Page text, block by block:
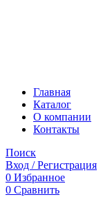
Главная
Каталог
О компании
Контакты
Поиск
Вход / Регистрация
0 Избранное
0 Сравнить